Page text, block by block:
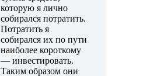
которую я лично
собирался потратить.
Потратить я
собирался их по пути
наиболее короткому
— инвестировать.
Таким образом они